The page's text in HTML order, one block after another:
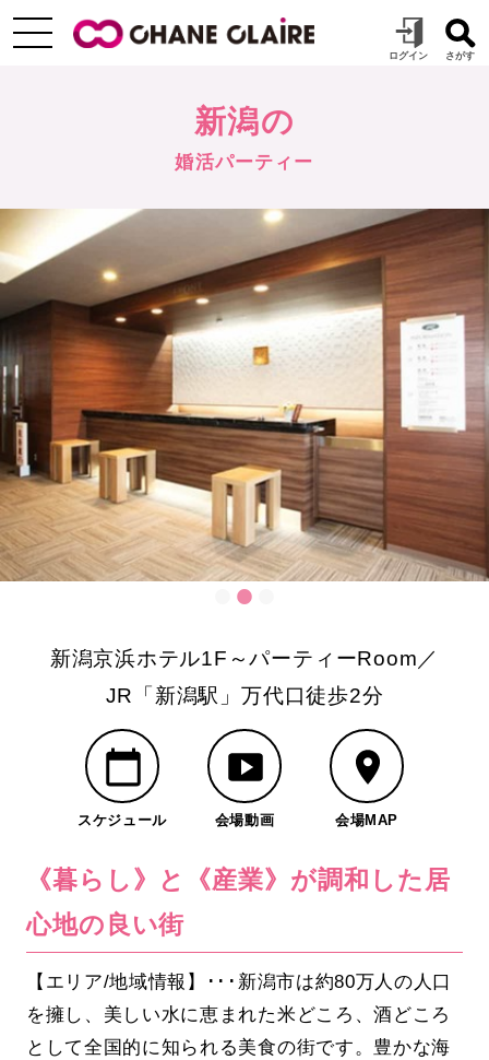
新潟の
婚活パーティー
新潟京浜ホテル1F～パーティーRoom／
JR「新潟駅」万代口徒歩2分
スケジュール 会場動画 会場MAP
《暮らし》と《産業》が調和した居
心地の良い街
【エリア/地域情報】･･･新潟市は約80万人の人口
を擁し、美しい水に恵まれた米どころ、酒どころ
として全国的に知られる美食の街です。豊かな海